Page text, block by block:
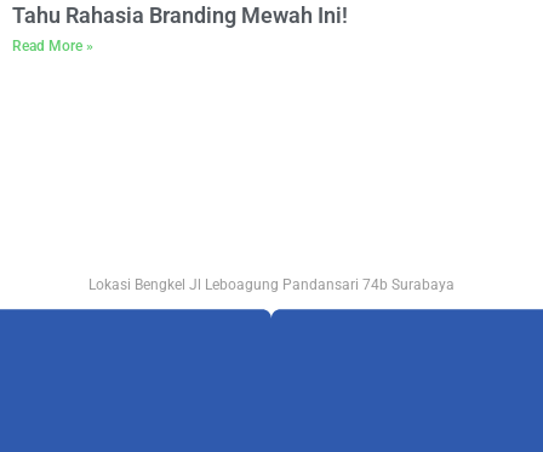
Tahu Rahasia Branding Mewah Ini!
Read More »
Lokasi Bengkel Jl Leboagung Pandansari 74b Surabaya